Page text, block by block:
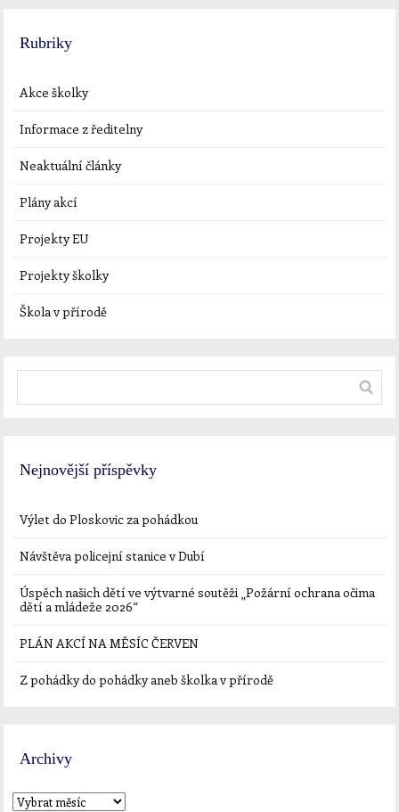
Rubriky
Akce školky
Informace z ředitelny
Neaktuální články
Plány akcí
Projekty EU
Projekty školky
Škola v přírodě
Nejnovější příspěvky
Výlet do Ploskovic za pohádkou
Návštěva policejní stanice v Dubí
Úspěch našich dětí ve výtvarné soutěži „Požární ochrana očima
dětí a mládeže 2026“
PLÁN AKCÍ NA MĚSÍC ČERVEN
Z pohádky do pohádky aneb školka v přírodě
Archivy